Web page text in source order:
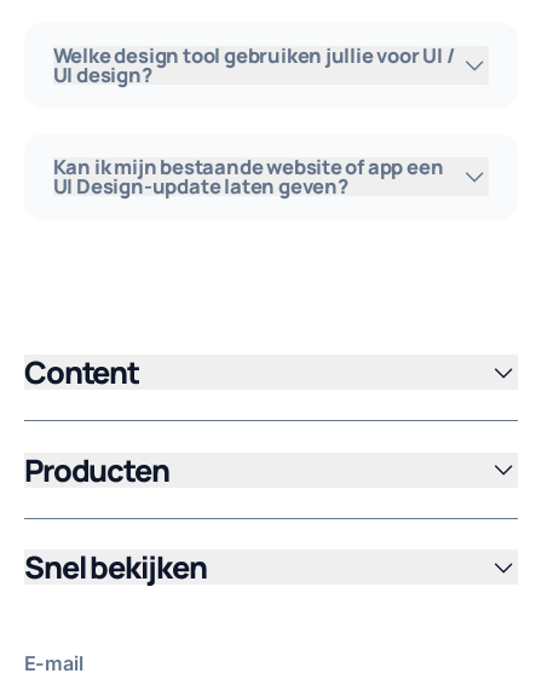
Welke design tool gebruiken jullie voor UI /
UI design?
Kan ik mijn bestaande website of app een
UI Design-update laten geven?
Content
Producten
Snel bekijken
E-mail